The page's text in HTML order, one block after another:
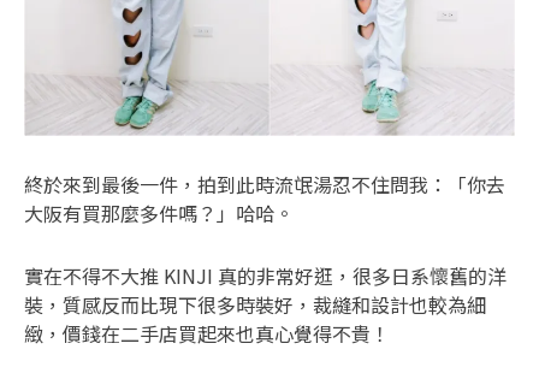
終於來到最後一件，拍到此時流氓湯忍不住問我：「你去
大阪有買那麼多件嗎？」哈哈。
實在不得不大推 KINJI 真的非常好逛，很多日系懷舊的洋
裝，質感反而比現下很多時裝好，裁縫和設計也較為細
緻，價錢在二手店買起來也真心覺得不貴！